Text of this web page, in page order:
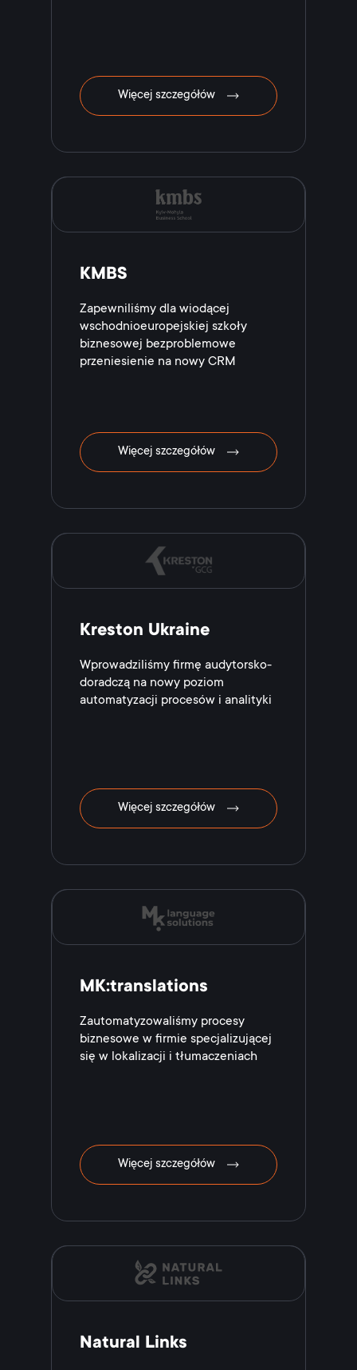
Więcej szczegółów
KMBS
Zapewniliśmy dla wiodącej
wschodnioeuropejskiej szkoły
biznesowej bezproblemowe
przeniesienie na nowy CRM
Więcej szczegółów
Kreston Ukraine
Wprowadziliśmy firmę audytorsko-
doradczą na nowy poziom
automatyzacji procesów i analityki
Więcej szczegółów
MK:translations
Zautomatyzowaliśmy procesy
biznesowe w firmie specjalizującej
się w lokalizacji i tłumaczeniach
Więcej szczegółów
Natural Links